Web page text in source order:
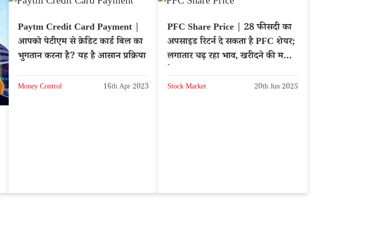
Paytm Credit Card Payment |
आपको पेटीएम से क्रेडिट कार्ड बिल का
भुगतान करना है? यह है आसान प्रक्रिया
Money Control 16th Apr 2023
PFC Share Price | 28 फीसदी का
अपसाइड रिटर्न दे सकता है PFC शेयर;
लगातार चढ़ रहा भाव, खरीदने की मची
Stock Market 20th Jun 2025